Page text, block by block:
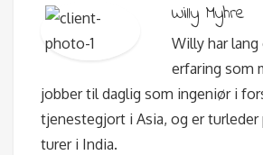
Willy Myhre
Willy har
erfaring som
jobber til daglig som ingeniør i
tjenestegjort i Asia, og er turleder
turer i India.